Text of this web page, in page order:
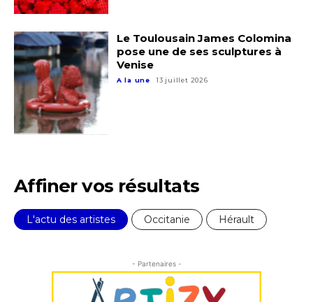
Le Toulousain James Colomina
pose une de ses sculptures à
Venise
A la une 13 juillet 2026
Affiner vos résultats
L'actu des artistes Occitanie Hérault
- Partenaires -